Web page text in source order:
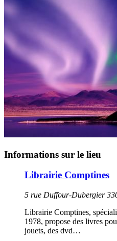
Informations sur le lieu
Librairie Comptines
5 rue Duffour-Dubergier
Librairie Comptines,
1978, propose des livres
jouets, des dvd…